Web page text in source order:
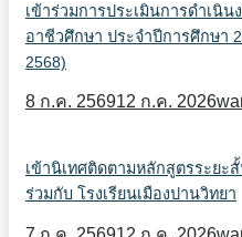
เข้าร่วมการประเมินการดำเนิ
อาชีวศึกษา ประจำปีการศึกษา
2568)
8 ก.ค. 256912 ก.ค. 2026
เข้านิเทศติดตามหลักสูตรระย
ร่วมกับ โรงเรียนเมืองปานวิทยา